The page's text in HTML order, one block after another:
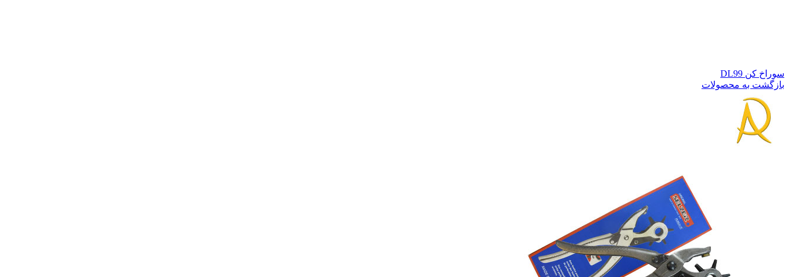
سوراخ کن DL99
بازگشت به محصولات